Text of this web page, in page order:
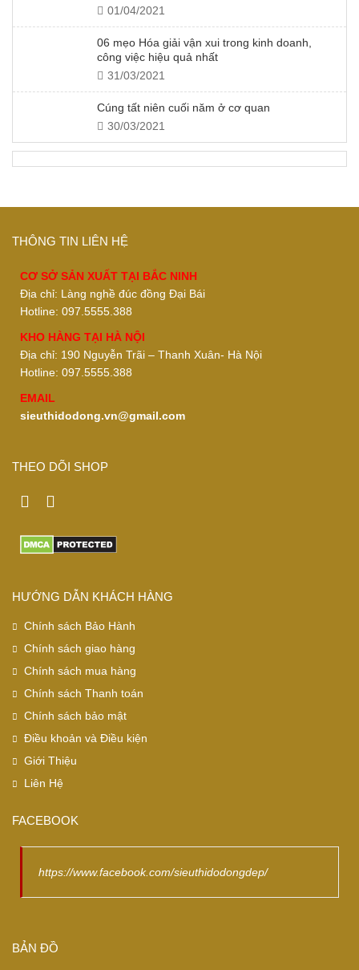
01/04/2021
06 mẹo Hóa giải vận xui trong kinh doanh,
công việc hiệu quả nhất
31/03/2021
Cúng tất niên cuối năm ở cơ quan
30/03/2021
THÔNG TIN LIÊN HỆ
CƠ SỞ SẢN XUẤT TẠI BẮC NINH
Địa chỉ: Làng nghề đúc đồng Đại Bái
Hotline: 097.5555.388
KHO HÀNG TẠI HÀ NỘI
Địa chỉ: 190 Nguyễn Trãi – Thanh Xuân- Hà Nội
Hotline: 097.5555.388
EMAIL
sieuthidodong.vn@gmail.com
THEO DÕI SHOP
HƯỚNG DẪN KHÁCH HÀNG
Chính sách Bảo Hành
Chính sách giao hàng
Chính sách mua hàng
Chính sách Thanh toán
Chính sách bảo mật
Điều khoản và Điều kiện
Giới Thiệu
Liên Hệ
FACEBOOK
https://www.facebook.com/sieuthidodongdep/
BẢN ĐỒ